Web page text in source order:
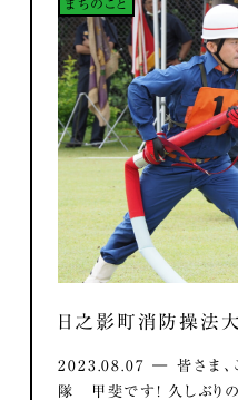
まちのこと
日之影町消防操法
2023.08.07 ― 皆さま、
隊 甲斐です！ 久しぶりの